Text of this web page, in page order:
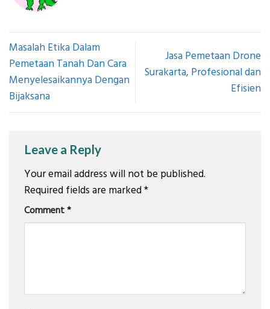
Masalah Etika Dalam
Pemetaan Tanah Dan Cara
Menyelesaikannya Dengan
Bijaksana
Jasa Pemetaan Drone
Surakarta, Profesional dan
Efisien
Leave a Reply
Your email address will not be published.
Required fields are marked*
Comment*